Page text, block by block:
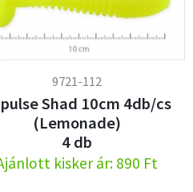
9721-112
Shad 10cm 4db/cs
(Lemonade)
4 db
kisker ár: 890 Ft